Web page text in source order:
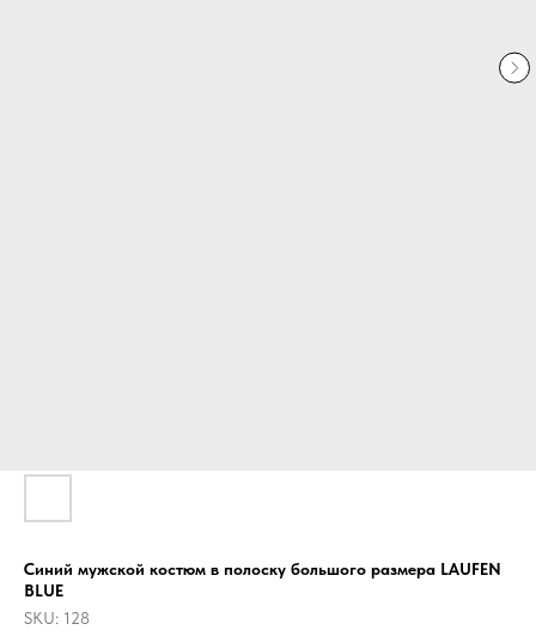
Синий мужской костюм в полоску большого размера LAUFEN
BLUE
SKU: 128